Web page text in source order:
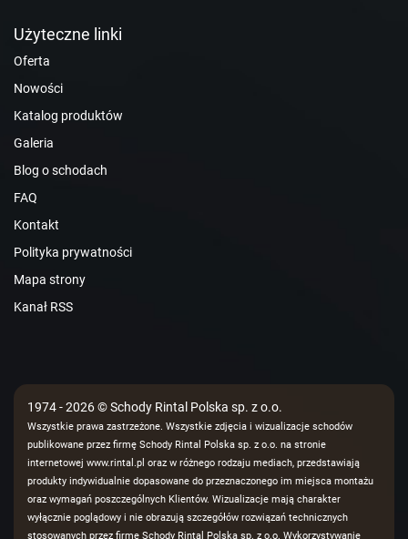
Użyteczne linki
Oferta
Nowości
Katalog produktów
Galeria
Blog o schodach
FAQ
Kontakt
Polityka prywatności
Mapa strony
Kanał RSS
1974 - 2026 © Schody Rintal Polska sp. z o.o.
Wszystkie prawa zastrzeżone. Wszystkie zdjęcia i wizualizacje schodów
publikowane przez firmę Schody Rintal Polska sp. z o.o. na stronie
internetowej www.rintal.pl oraz w różnego rodzaju mediach, przedstawiają
produkty indywidualnie dopasowane do przeznaczonego im miejsca montażu
oraz wymagań poszczególnych Klientów. Wizualizacje mają charakter
wyłącznie poglądowy i nie obrazują szczegółów rozwiązań technicznych
stosowanych przez firmę Schody Rintal Polska sp. z o.o. Wykorzystywanie